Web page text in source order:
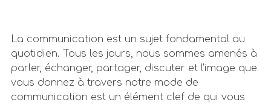
La communication est un sujet fondamental au
quotidien. Tous les jours, nous sommes amenés à
parler, échanger, partager, discuter et l’image que
vous donnez à travers notre mode de
communication est un élément clef de qui vous